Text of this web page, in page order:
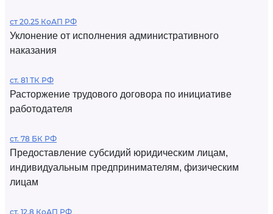
ст 20.25 КоАП РФ
Уклонение от исполнения административного
наказания
ст. 81 ТК РФ
Расторжение трудового договора по инициативе
работодателя
ст. 78 БК РФ
Предоставление субсидий юридическим лицам,
индивидуальным предпринимателям, физическим
лицам
ст. 12.8 КоАП РФ